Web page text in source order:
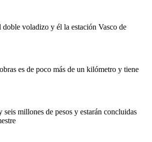
doble voladizo y él la estación Vasco de
es de poco más de un kilómetro y tiene
seis millones de pesos y estarán concluidas